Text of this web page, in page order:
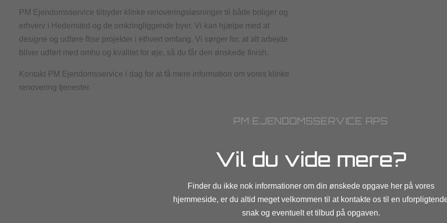
PM Ejendomsservice tilbyder klinke renoveringsløsninger til både boliger og
erhverv i Hedensted og de omkringliggende byer. Vi kan hjælpe med at
designe og udføre flise projekter i ethvert omfang. Vi sørger for, at alt arbejde
bliver udført med omhu og kvalitet for øje, så du får den ønskede finish.
Kontakt PM Ejendomsservice i dag for at få mere information om vores klinke
renovering tjenester.
PM EJENDOMSSERVICE APS
Vil du vide mere?
Finder du ikke nok informationer om din ønskede opgave her på vores
hjemmeside, er du altid meget velkommen til at kontakte os til en
snak og eventuelt et tilbud på opgaven.